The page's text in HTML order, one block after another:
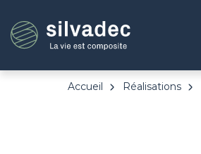
au
contenu
principal
Accueil Réalisations